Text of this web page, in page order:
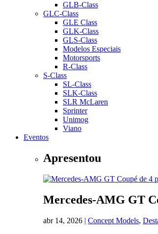
GLB-Class
GLC-Class
GLE Class
GLK-Class
GLS-Class
Modelos Especiais
Motorsports
R-Class
S-Class
SL-Class
SLK-Class
SLR McLaren
Sprinter
Unimog
Viano
Eventos
Apresentou
Mercedes-AMG GT
abr 14, 2026 | Concept Models,